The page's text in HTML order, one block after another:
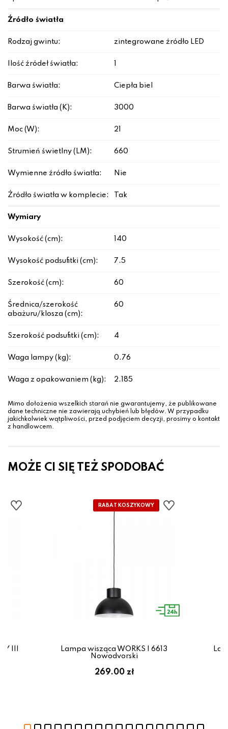
Źródło światła
Rodzaj gwintu: zintegrowane źródło LED
Ilość źródeł światła:
Barwa światła: Ciepła biel
Barwa światła (K): 3000
Moc (W): 21
Strumień świetlny (LM): 660
Wymienne źródło światła: Nie
Źródło światła w komplecie: Tak
Wymiary
Wysokość (cm): 140
Wysokość podsufitki (cm): 7.5
Szerokość (cm): 60
Średnica/szerokość
abażuru/klosza (cm):
60
Szerokość podsufitki (cm): 4
Waga lampy (kg): 0.76
Waga z opakowaniem (kg): 2.185
Mimo dołożenia wszelkich starań nie gwarantujemy, że publikowane
dane techniczne nie zawierają uchybień lub błędów. W przypadku
jakichkolwiek wątpliwości, przed podjęciem decyzji, prosimy o kontakt
z handlowcem.
MOŻE CI SIĘ TEŻ SPODOBAĆ
III
Lampa wisząca WORKS I 6613
Nowodvorski
269.00 zł